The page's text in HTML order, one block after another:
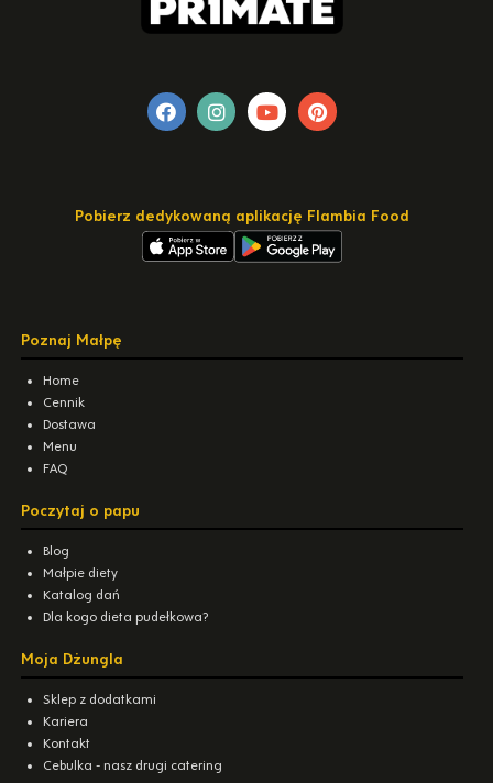
Pobierz dedykowaną aplikację Flambia Food
Poznaj Małpę
Home
Cennik
Dostawa
Menu
FAQ
Poczytaj o papu
Blog
Małpie diety
Katalog dań
Dla kogo dieta pudełkowa?
Moja Dżungla
Sklep z dodatkami
Kariera
Kontakt
Cebulka - nasz drugi catering